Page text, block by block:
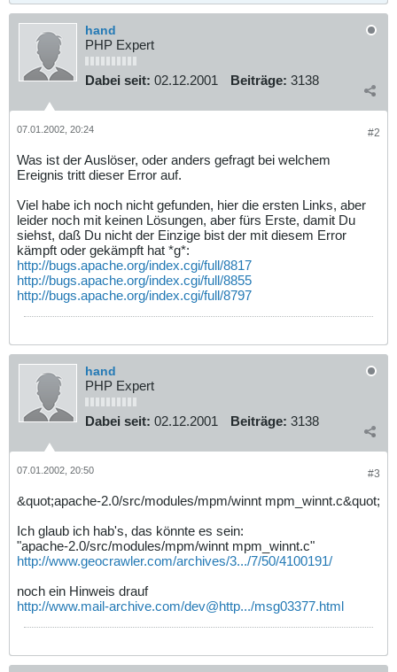
hand
PHP Expert
Dabei seit: 02.12.2001 Beiträge: 3138
#2
07.01.2002, 20:24
Was ist der Auslöser, oder anders gefragt bei welchem
Ereignis tritt dieser Error auf.
Viel habe ich noch nicht gefunden, hier die ersten Links, aber
leider noch mit keinen Lösungen, aber fürs Erste, damit Du
siehst, daß Du nicht der Einzige bist der mit diesem Error
kämpft oder gekämpft hat *g*:
http://bugs.apache.org/index.cgi/full/8817
http://bugs.apache.org/index.cgi/full/8855
http://bugs.apache.org/index.cgi/full/8797
hand
PHP Expert
Dabei seit: 02.12.2001 Beiträge: 3138
#3
07.01.2002, 20:50
&quot;apache-2.0/src/modules/mpm/winnt mpm_winnt.c&quot;
Ich glaub ich hab's, das könnte es sein:
"apache-2.0/src/modules/mpm/winnt mpm_winnt.c"
http://www.geocrawler.com/archives/3.../7/50/4100191/
noch ein Hinweis drauf
http://www.mail-archive.com/dev@http.../msg03377.html